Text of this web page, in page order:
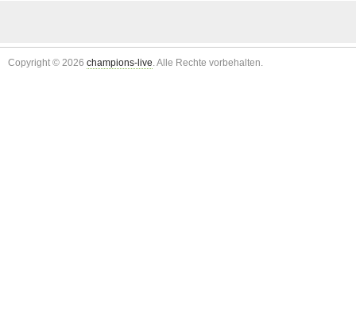
Copyright © 2026 champions-live. Alle Rechte vorbehalten.